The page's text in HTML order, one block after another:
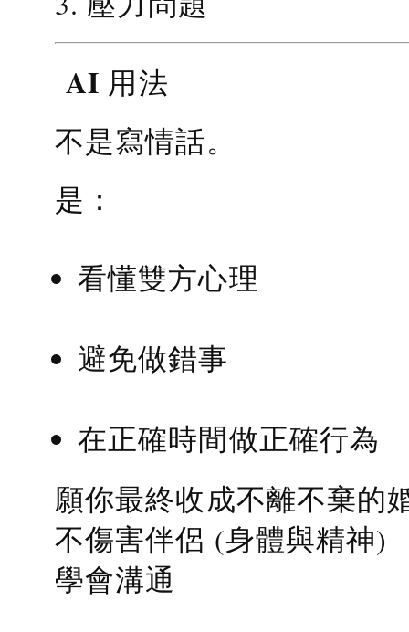
AI 用法
不是寫情話。
是：
看懂雙方心理
避免做錯事
在正確時間做正確行為
願你最終收成不離不棄的
不傷害伴侶 (身體與精神)
學會溝通